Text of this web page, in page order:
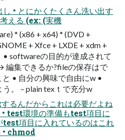
• とにかくたくさん洗い出す
える (ex: (実機
* (x86 + x64) * (DVD +
+ Xfce + LXDE + xdm +
• softwareの目的が達成されて
編集できるか?fileの保存はで
と • 自分の興味で自由にw •
。 – plain texｔで充分w
るんだからこれは必要だよね
• test環境の準備もtest項目に
test項目に入れているのはこれ
• chmod